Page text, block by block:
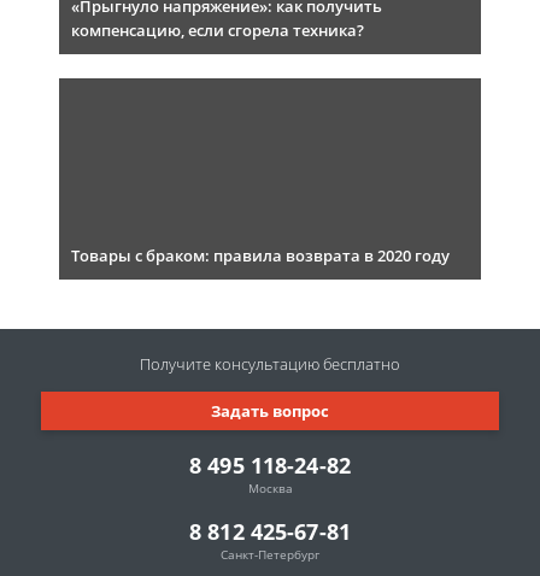
«Прыгнуло напряжение»: как получить
компенсацию, если сгорела техника?
Товары с браком: правила возврата в 2020 году
8 495 118-24-82
Москва
8 812 425-67-81
Санкт-Петербург
Задать вопрос
Получите консультациюбесплатно